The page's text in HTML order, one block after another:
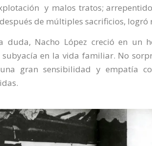
y malos tratos;
de múltiples sacrificios, logró
duda, Nacho López creció en un
subyacía en la vida familiar. No
gran sensibilidad y empatía